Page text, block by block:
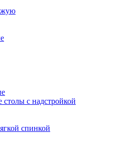
с надстройкой
спинкой